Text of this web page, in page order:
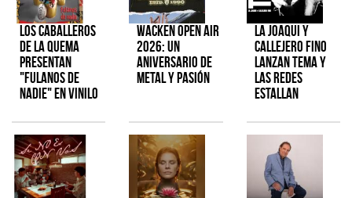
Los Caballeros
de la Quema
presentan
"Fulanos de
Nadie" en vinilo
Wacken Open Air
2026: Un
aniversario de
metal y pasión
La Joaqui y
Callejero Fino
lanzan tema y
las redes
estallan